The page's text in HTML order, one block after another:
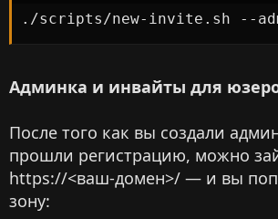
./scripts/new-invite.sh --
Админка и инвайты для
После того как вы создали
прошли регистрацию, можно
https://<ваш-домен>/ — и вы
зону: